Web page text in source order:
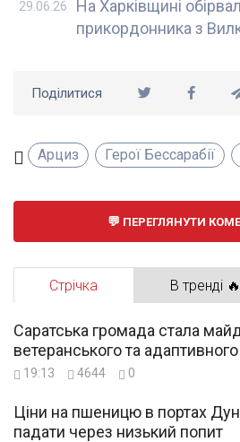
На Харківщині
прикордонника з
29.06.26
Поділитися
Арциз Герої Бессарабії
ПЕРЕГЛЯНУТИ
Стрічка В тренді 🔥
Саратська громада стала
ветеранського та
19:13 4644 0
Ціни на пшеницю в портах
падати через низький попит